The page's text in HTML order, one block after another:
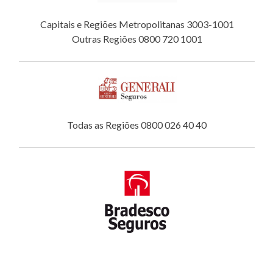
Capitais e Regiões Metropolitanas 3003-1001
Outras Regiões 0800 720 1001
Todas as Regiões 0800 026 40 40